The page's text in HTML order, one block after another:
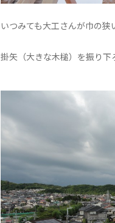
いつみても大工さんが巾の狭
掛矢（大きな木槌）を振り下